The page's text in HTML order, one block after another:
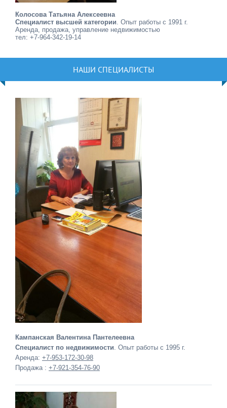
Колосова Татьяна Алексеевна
Специалист высшей категории . Опыт работы с 1991 г.
Аренда, продажа, управление недвижимостью
тел: +7-964-342-19-14
НАШИ СПЕЦИАЛИСТЫ
Кампанская Валентина Пантелеевна
Специалист по недвижимости . Опыт работы с 1995 г.
Аренда: +7-953-172-30-98
Продажа : +7-921-354-76-90